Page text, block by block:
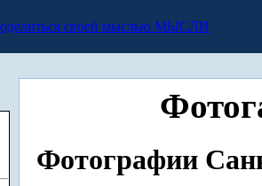
МЫСЛИ
Фотографии